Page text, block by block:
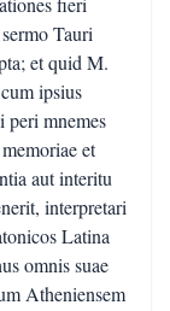
Tauri
et quid M.
ipsius
mnemes
et
aut interitu
interpretari
Latina
omnis suae
Atheniensem